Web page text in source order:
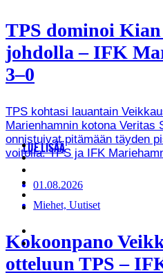
TPS dominoi
johdolla – IFK
3–0
TPS kohtasi lauantain
Marienhamnin kotona Veritas
onnistuivat pitämään täyden
voitolla. TPS ja IFK
LUE LISÄÄ
01.08.2026
Miehet, Uutiset
Kokoonpano
otteluun TPS –